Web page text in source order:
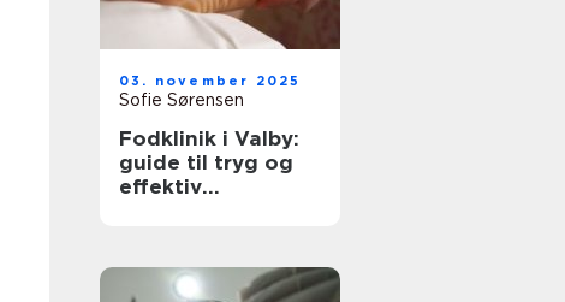
03. november 2025
Sofie Sørensen
Fodklinik i Valby:
guide til tryg og
effektiv